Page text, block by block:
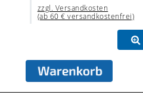
zzgl. Versandkosten
(ab 60 € versandkostenfrei)